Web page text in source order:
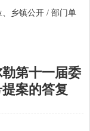
、乡镇公开 / 部门单
第十一届委
案的答复